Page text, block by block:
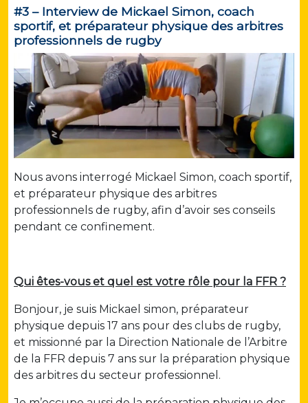
#3 – Interview de Mickael Simon, coach
sportif, et préparateur physique des arbitres
professionnels de rugby
Nous avons interrogé Mickael Simon, coach sportif,
et préparateur physique des arbitres
professionnels de rugby, afin d’avoir ses conseils
pendant ce confinement.
Qui êtes-vous et quel est votre rôle pour la FFR ?
Bonjour, je suis Mickael simon, préparateur
physique depuis 17 ans pour des clubs de rugby,
et missionné par la Direction Nationale de l’Arbitre
de la FFR depuis 7 ans sur la préparation physique
des arbitres du secteur professionnel.